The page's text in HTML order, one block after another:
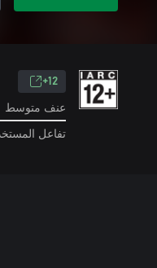
12+
عنف متوسط
تفاعل